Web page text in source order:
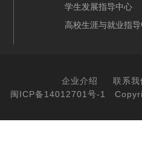
学生发展指导中心
高校生涯与就业指
企业介绍
联系我
闽ICP备14012701号-1